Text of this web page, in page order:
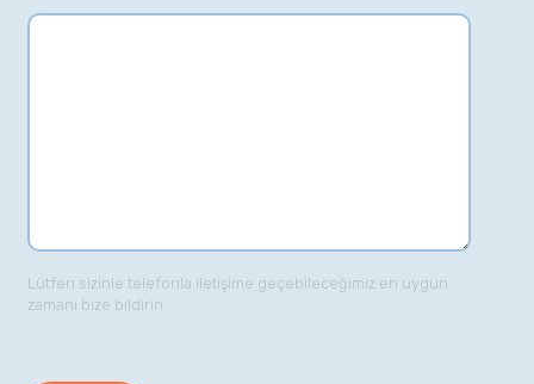
Lütfen sizinle telefonla iletişime geçebileceğimiz en uygun
zamanı bize bildirin.